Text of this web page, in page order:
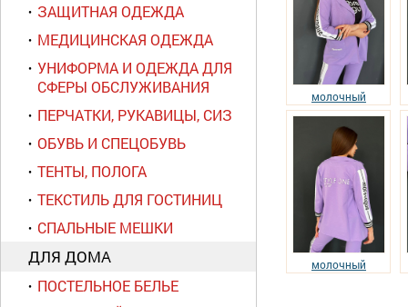
ЗАЩИТНАЯ ОДЕЖДА
МЕДИЦИНСКАЯ ОДЕЖДА
УНИФОРМА И ОДЕЖДА ДЛЯ
СФЕРЫ ОБСЛУЖИВАНИЯ
ПЕРЧАТКИ, РУКАВИЦЫ, СИЗ
ОБУВЬ И СПЕЦОБУВЬ
ТЕНТЫ, ПОЛОГА
ТЕКСТИЛЬ ДЛЯ ГОСТИНИЦ
СПАЛЬНЫЕ МЕШКИ
ДЛЯ ДОМА
ПОСТЕЛЬНОЕ БЕЛЬЕ
молочный
молочный